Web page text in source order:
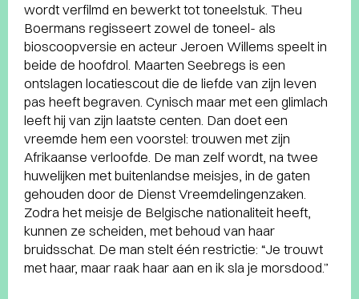
wordt verfilmd en bewerkt tot toneelstuk. Theu
Boermans regisseert zowel de toneel- als
bioscoopversie en acteur Jeroen Willems speelt in
beide de hoofdrol. Maarten Seebregs is een
ontslagen locatiescout die de liefde van zijn leven
pas heeft begraven. Cynisch maar met een glimlach
leeft hij van zijn laatste centen. Dan doet een
vreemde hem een voorstel: trouwen met zijn
Afrikaanse verloofde. De man zelf wordt, na twee
huwelijken met buitenlandse meisjes, in de gaten
gehouden door de Dienst Vreemdelingenzaken.
Zodra het meisje de Belgische nationaliteit heeft,
kunnen ze scheiden, met behoud van haar
bruidsschat. De man stelt één restrictie: “Je trouwt
met haar, maar raak haar aan en ik sla je morsdood.”